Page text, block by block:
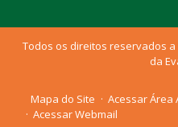
Todos os direitos reservados
da
Mapa do Site
Acessar Área
Acessar Webmail